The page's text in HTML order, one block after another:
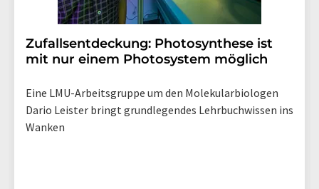
Zufallsentdeckung: Photosynthese ist
mit nur einem Photosystem möglich
Eine LMU-Arbeitsgruppe um den Molekularbiologen
Dario Leister bringt grundlegendes Lehrbuchwissen ins
Wanken